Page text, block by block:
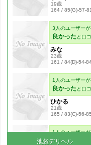
池袋デリヘル